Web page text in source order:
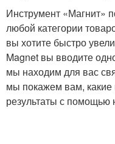
Инструмент «Магнит»
любой категории
вы хотите быстро
Magnet вы вводите
мы находим для вас
мы покажем вам,
результаты с помощью